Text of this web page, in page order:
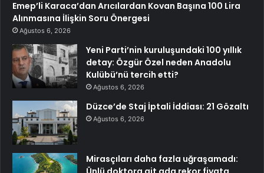
Emep’li Karaca’dan Arıcılardan Kovan Başına 100 Lira
Alınmasına İlişkin Soru Önergesi
Ağustos 6, 2026
Yeni Parti’nin kuruluşundaki 100 yıllık
detay: Özgür Özel neden Anadolu
Kulübü’nü tercih etti?
Ağustos 6, 2026
Düzce’de Staj İptali İddiası: 21 Gözaltı
Ağustos 6, 2026
Mirasçıları daha fazla uğraşamadı: